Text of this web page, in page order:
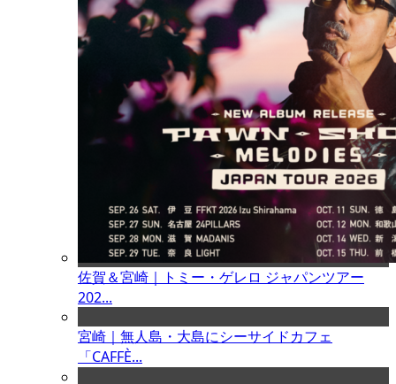
佐賀＆宮崎｜トミー・ゲレロ ジャパンツアー
202...
宮崎｜無人島・大島にシーサイドカフェ
「CAFFÈ...